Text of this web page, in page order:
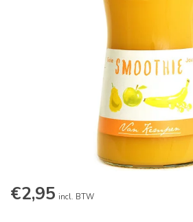
€2,95 incl. BTW